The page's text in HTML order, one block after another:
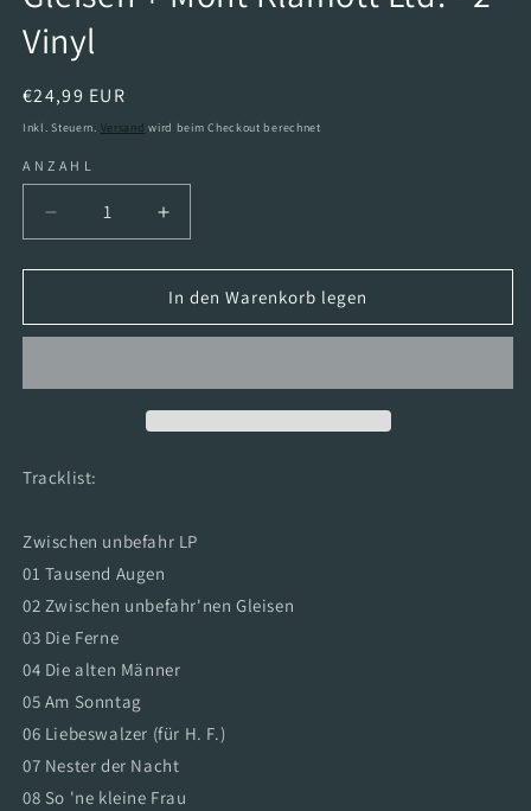
Vinyl
Normaler
Preis
€24,99 EUR
Inkl. Steuern. Versand wird beim Checkout berechnet
ANZAHL
Verringere
die
Menge
Silly
Unbefahrenen
Mont
-
2
Vinyl
Erhöhe
die
Menge
für
Silly
Unbefahrenen
-
2
Vinyl
In den Warenkorb legen
Tracklist:
Zwischen unbefahr LP
01 Tausend Augen
02 Zwischen unbefahr'nen Gleisen
03 Die Ferne
04 Die alten Männer
05 Am Sonntag
06 Liebeswalzer (für H. F.)
07 Nester der Nacht
08 So 'ne kleine Frau